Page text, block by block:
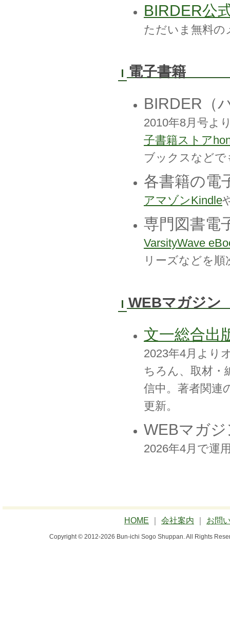
BIRDER公
ただいま無料の
電子書籍
BIRDER（
2010年8月号よ
子書籍ストア
ブックスなど
各書籍の電
アマゾンKindle
専門図書電
VarsityWave
リーズなどを
WEBマガジン
文一総合出
2023年4月より
ちろん、取材・
信中。著者関連
更新。
WEBマガ
2026年4月で運
HOME 会社案内 お問
Copyright © 2012-2026 Bun-ichi Sogo Shuppan. All Rights